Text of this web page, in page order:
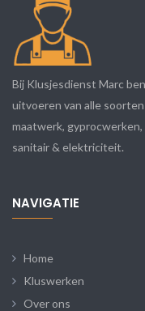
Bij Klusjesdienst Marc
uitvoeren van alle
maatwerk,
sanitair & elektriciteit.
NAVIGATIE
Home
Kluswerken
Over ons